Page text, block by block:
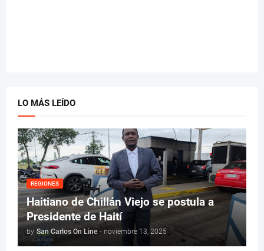
LO MÁS LEÍDO
REGIONES
Haitiano de Chillán Viejo se postula a
Presidente de Haití
by San Carlos On Line - noviembre 13, 2025